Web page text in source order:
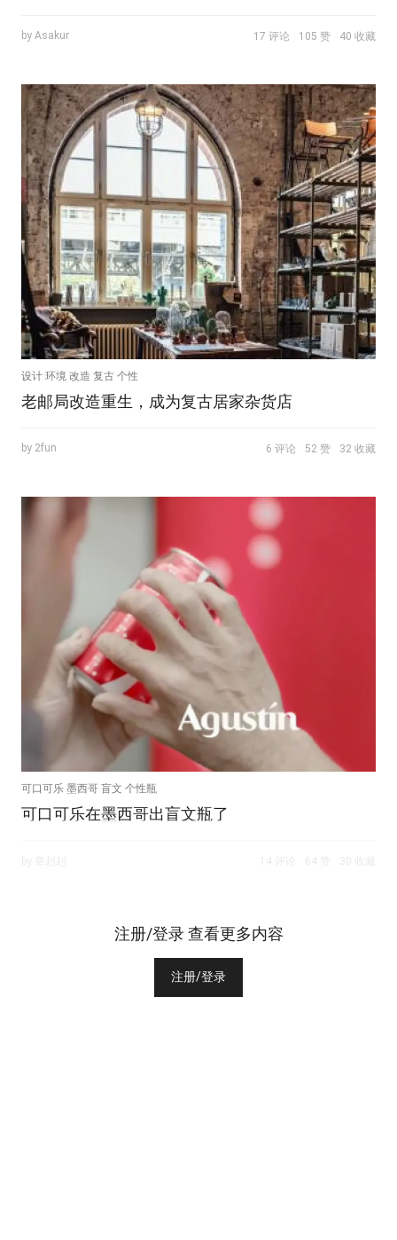
by Asakur 17 评论 105 赞 40 收藏
设计 环境 改造 复古 个性
老邮局改造重生，成为复古居家杂货店
by 2fun 6 评论 52 赞 32 收藏
可口可乐 墨西哥 盲文 个性瓶
可口可乐在墨西哥出盲文瓶了
注册/登录 查看更多内容
注册/登录